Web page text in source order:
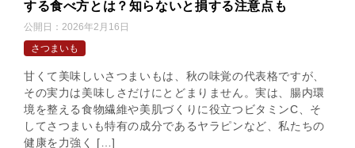
する食べ方とは？知らないと損する注意点も
公開日： 2026年2月16日
さつまいも
甘くて美味しいさつまいもは、秋の味覚の代表格ですが、
その実力は美味しさだけにとどまりません。実は、腸内環
境を整える食物繊維や美肌づくりに役立つビタミンC、そ
してさつまいも特有の成分であるヤラピンなど、私たちの
健康を力強く […]